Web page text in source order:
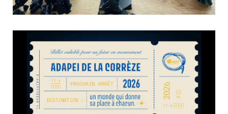
19 janvier 2026
Plusieurs usagers des Établissements d’Accueil Médicalisés
(EAM) et des Établissements d’Accueil Non Médicalisés
(EANM) de Tulle, ainsi que des enfants de l’Institut Médico-
Éducatif (IME), ont participé à la confection de fleurs aux
côtés de bénévoles de l’Adapei et...